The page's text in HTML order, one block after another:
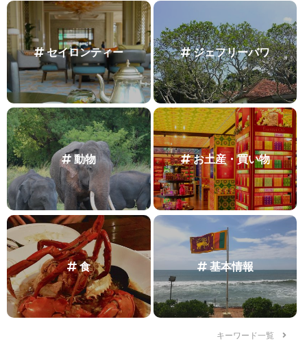
セイロンティー ジェフリーバワ
動物 お土産・買い物
食 基本情報
キーワード一覧